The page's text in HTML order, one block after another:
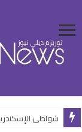
شواطئ
“التضامن